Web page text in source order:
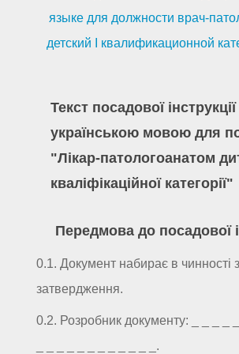
языке для должности врач-
детский I квалификационной
Текст посадової інструкції
українською мовою для
"Лікар-патологоанатом
кваліфікаційної категорії"
Передмова до посадової
0.1. Документ набирає в чинності
затвердження.
0.2. Розробник документу: _ _ _ _ _
_ _ _ _ _ _ _ _ _ _ _ _.